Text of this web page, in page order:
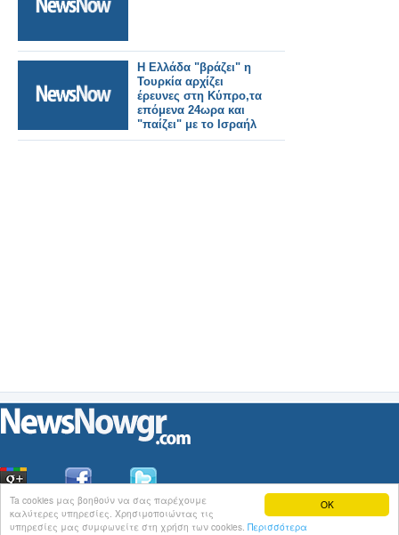
OK
Ta cookies μας βοηθούν να σας παρέχουμε
καλύτερες υπηρεσίες. Χρησιμοποιώντας τις
υπηρεσίες μας συμφωνείτε στη χρήση των cookies. Περισσότερα
H Ελλάδα "βράζει" η
Τουρκία αρχίζει
έρευνες στη Κύπρο,τα
επόμενα 24ωρα και
"παίζει" με το Ισραήλ
ΟιΕιδήσεις του NewsNowgr.com στοiNews